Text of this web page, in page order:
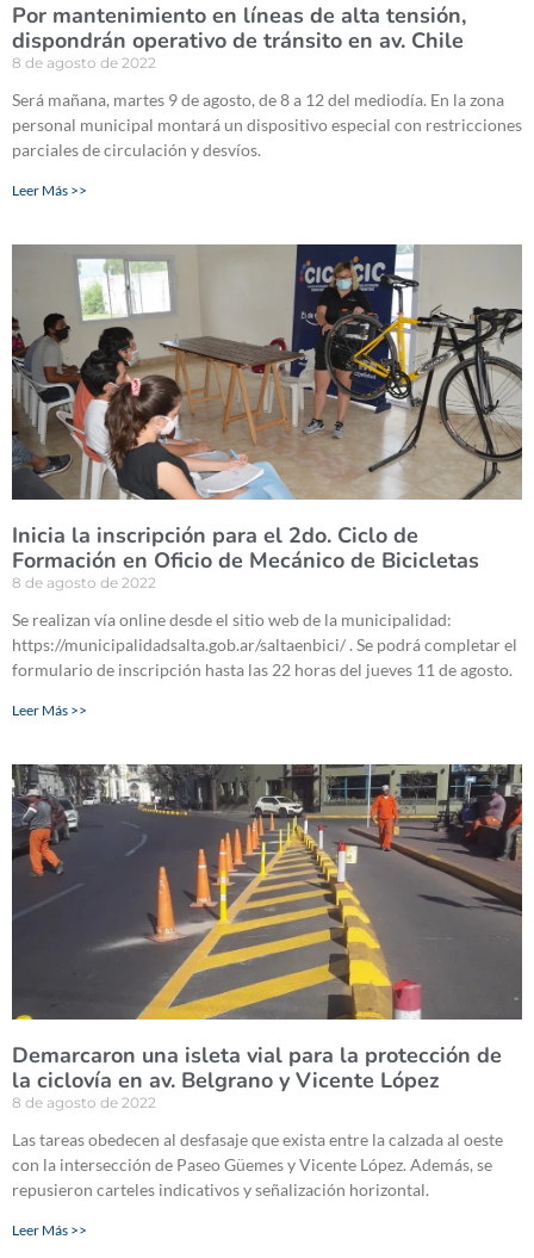
Por mantenimiento en líneas de alta tensión,
dispondrán operativo de tránsito en av. Chile
8 de agosto de 2022
Será mañana, martes 9 de agosto, de 8 a 12 del mediodía. En la zona
personal municipal montará un dispositivo especial con restricciones
parciales de circulación y desvíos.
Leer Más >>
Inicia la inscripción para el 2do. Ciclo de
Formación en Oficio de Mecánico de Bicicletas
8 de agosto de 2022
Se realizan vía online desde el sitio web de la municipalidad:
https://municipalidadsalta.gob.ar/saltaenbici/ . Se podrá completar el
formulario de inscripción hasta las 22 horas del jueves 11 de agosto.
Leer Más >>
Demarcaron una isleta vial para la protección de
la ciclovía en av. Belgrano y Vicente López
8 de agosto de 2022
Las tareas obedecen al desfasaje que exista entre la calzada al oeste
con la intersección de Paseo Güemes y Vicente López. Además, se
repusieron carteles indicativos y señalización horizontal.
Leer Más >>